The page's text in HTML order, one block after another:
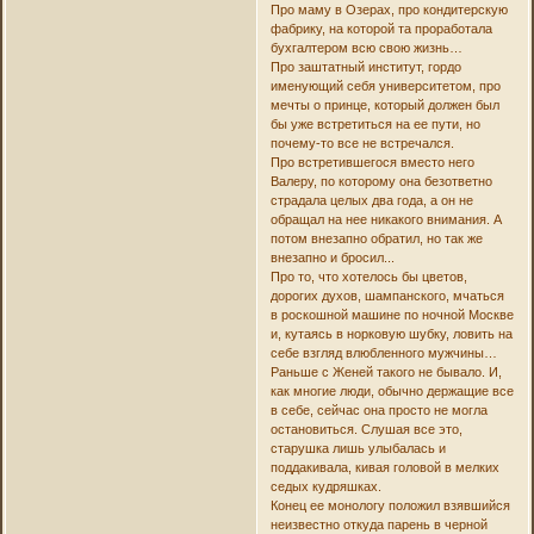
Про маму в Озерах, про кондитерскую
фабрику, на которой та проработала
бухгалтером всю свою жизнь…
Про заштатный институт, гордо
именующий себя университетом, про
мечты о принце, который должен был
бы уже встретиться на ее пути, но
почему-то все не встречался.
Про встретившегося вместо него
Валеру, по которому она безответно
страдала целых два года, а он не
обращал на нее никакого внимания. А
потом внезапно обратил, но так же
внезапно и бросил...
Про то, что хотелось бы цветов,
дорогих духов, шампанского, мчаться
в роскошной машине по ночной Москве
и, кутаясь в норковую шубку, ловить на
себе взгляд влюбленного мужчины…
Раньше с Женей такого не бывало. И,
как многие люди, обычно держащие все
в себе, сейчас она просто не могла
остановиться. Слушая все это,
старушка лишь улыбалась и
поддакивала, кивая головой в мелких
седых кудряшках.
Конец ее монологу положил взявшийся
неизвестно откуда парень в черной